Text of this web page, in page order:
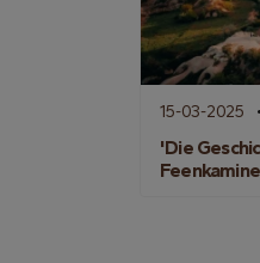
15-03-2025
'Die